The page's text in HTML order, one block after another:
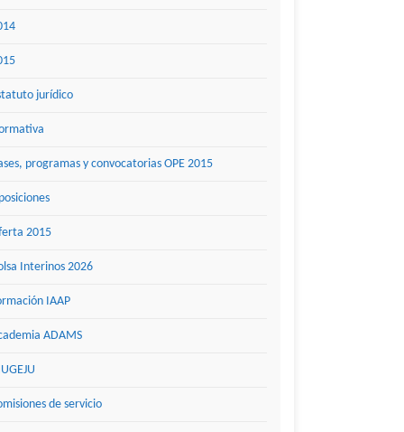
jurídico
programas y convocatorias OPE 2015
2015
Interinos 2026
IAAP
ADAMS
de servicio